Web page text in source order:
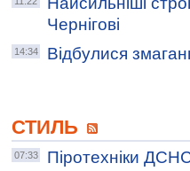
Чернігові
14:34
Відбулися
СТИЛЬ
07:33 Піротехніки